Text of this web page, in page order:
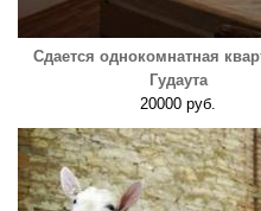
Сдается однокомнатная
Гудаута
20000 руб.